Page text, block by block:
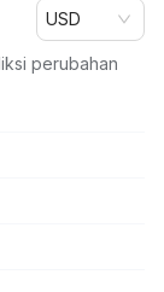
USD
perubahan